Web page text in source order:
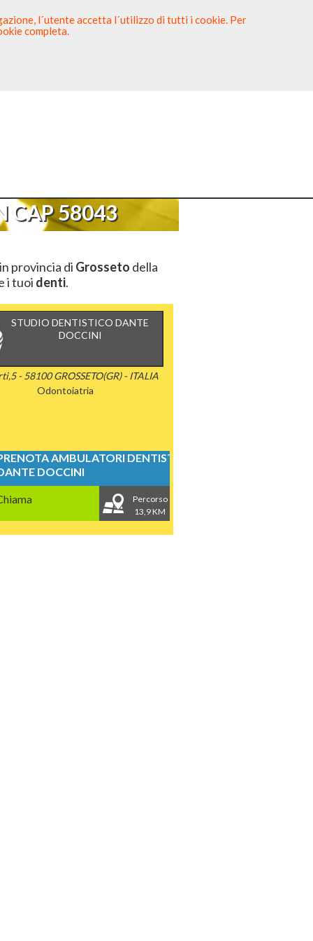
CAP 58043
provincia di Grosseto della
i tuoi denti.
STUDIO DENTISTICO DANTE
DOCCINI
- 58100 GROSSETO(GR) - ITALIA
Odontoiatria
AMBULATORI DENTISTICI
DOCCINI
Percorso
13,9 KM
l´utente accetta l´utilizzo di tutti i cookie. Per
completa.